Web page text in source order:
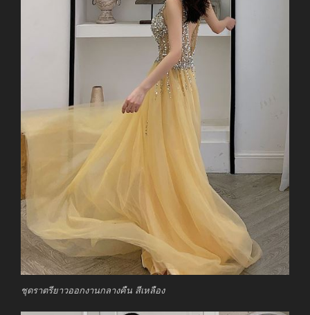
ชุดราตรียาวออกงานกลางคืน สีเหลือง